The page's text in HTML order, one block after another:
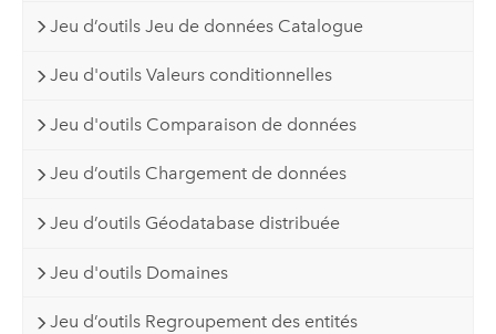
Jeu d’outils Jeu de données Catalogue
Jeu d'outils Valeurs conditionnelles
Jeu d'outils Comparaison de données
Jeu d’outils Chargement de données
Jeu d’outils Géodatabase distribuée
Jeu d'outils Domaines
Jeu d’outils Regroupement des entités